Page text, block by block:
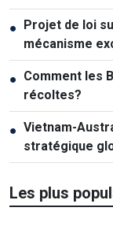
● Projet de loi
mécanisme
● Comment les
récoltes?
● Vietnam-
stratégique
Les plus